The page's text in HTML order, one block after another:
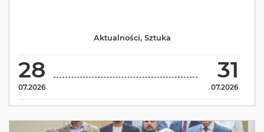
28
07.2026
31
07.2026
Aktualności, Sztuka